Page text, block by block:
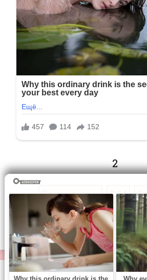
2
Предыдущая 2/64
Перейти на